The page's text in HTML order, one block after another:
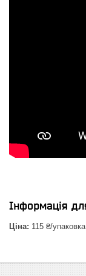
Інформація
Ціна: 115 ₴/упаковка